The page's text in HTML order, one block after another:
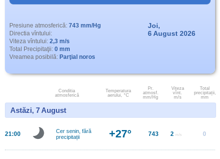
Presiune atmosferică: 743 mm/Hg
Directia vîntului:
Viteza vîntului: 2,3 m/s
Total Precipitaţii: 0 mm
Vreamea posibilă: Parţial noros
Joi,
6 August 2026
Conditia
atmosferică
Temperatura
aerului, °C
Pr.
atmosf.
mm/Hg
Viteza
vînt.
m/s
Total
precipitații,
mm
Astăzi, 7 August
21:00
Cer senin, fără
precipitații
+27° 743 2 m/s 0